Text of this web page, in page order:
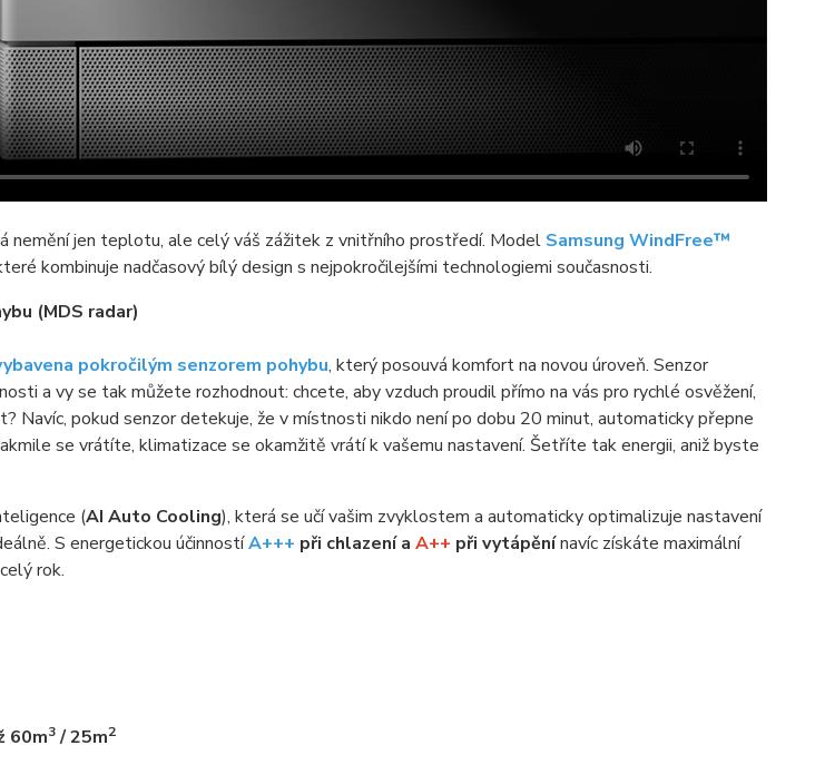
nemění jen teplotu, ale celý váš zážitek z vnitřního prostředí. Model Samsung WindFree™
kombinuje nadčasový bílý design s nejpokročilejšími technologiemi současnosti.
(MDS radar)
pokročilým senzorem pohybu, který posouvá komfort na novou úroveň. Senzor
a vy se tak můžete rozhodnout: chcete, aby vzduch proudil přímo na vás pro rychlé osvěžení,
Navíc, pokud senzor detekuje, že v místnosti nikdo není po dobu 20 minut, automaticky přepne
se vrátíte, klimatizace se okamžitě vrátí k vašemu nastavení. Šetříte tak energii, aniž byste
(AI Auto Cooling), která se učí vašim zvyklostem a automaticky optimalizuje nastavení
S energetickou účinnostíA+++ při chlazení a A++ při vytápěnínavíc získáte maximální
rok.
60m3/ 25m2